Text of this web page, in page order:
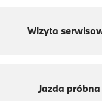
Wizyta
Jazda próbna